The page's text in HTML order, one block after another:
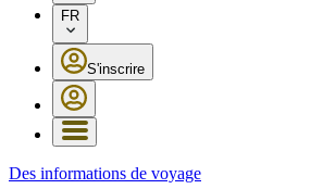
FR
S'inscrire
Des informations de voyage